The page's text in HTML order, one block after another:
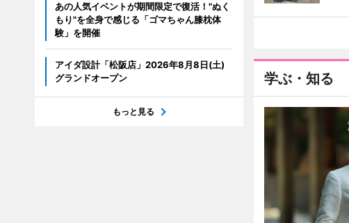
学ぶ・知る
あの人気イベントが期間限定で復活！"ぬく
もり"を全身で感じる「ゴマちゃん膝枕体
験」を開催
アイダ設計「松阪店」2026年8月8日(土)
グランドオープン
もっと見る